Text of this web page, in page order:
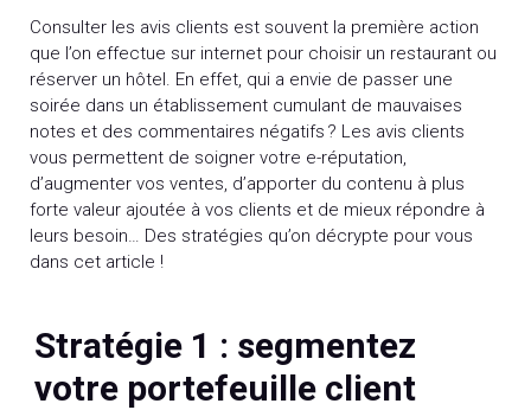
Consulter les avis clients est souvent la première action
que l’on effectue sur internet pour choisir un restaurant ou
réserver un hôtel. En effet, qui a envie de passer une
soirée dans un établissement cumulant de mauvaises
notes et des commentaires négatifs ? Les avis clients
vous permettent de soigner votre e-réputation,
d’augmenter vos ventes, d’apporter du contenu à plus
forte valeur ajoutée à vos clients et de mieux répondre à
leurs besoin… Des stratégies qu’on décrypte pour vous
dans cet article !
Stratégie 1 : segmentez
votre portefeuille client